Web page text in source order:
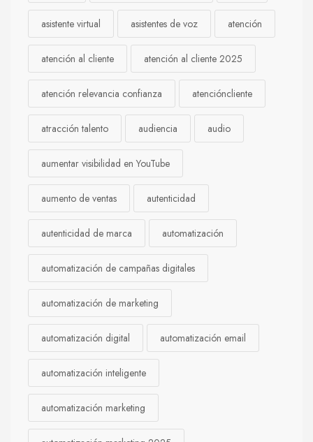
asistente virtual asistentes de voz atención
atención al cliente atención al cliente 2025
atención relevancia confianza atencióncliente
atracción talento audiencia audio
aumentar visibilidad en YouTube
aumento de ventas autenticidad
autenticidad de marca automatización
automatización de campañas digitales
automatización de marketing
automatización digital automatización email
automatización inteligente
automatización marketing